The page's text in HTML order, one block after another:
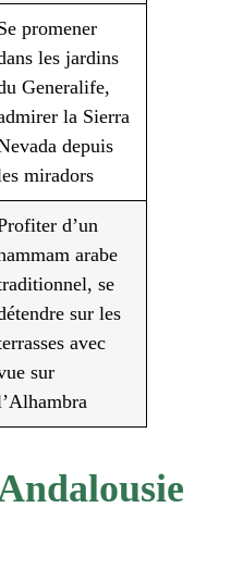
promener
les jardins
Generalife,
la Sierra
depuis
miradors
d’un
arabe
se
sur les
avec
sur